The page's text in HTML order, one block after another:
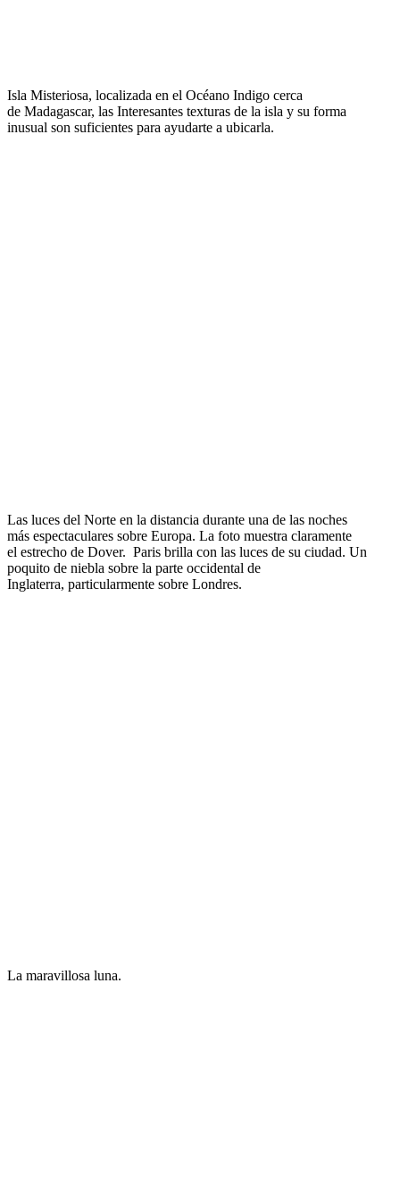
Isla Misteriosa, localizada en el Océano Indigo cerca
de Madagascar, las Interesantes texturas de la isla y su forma
inusual son suficientes para ayudarte a ubicarla.
Las luces del Norte en la distancia durante una de las noches
más espectaculares sobre Europa. La foto muestra claramente
el estrecho de Dover. Paris brilla con las luces de su ciudad. Un
poquito de niebla sobre la parte occidental de
Inglaterra, particularmente sobre Londres.
La maravillosa luna.